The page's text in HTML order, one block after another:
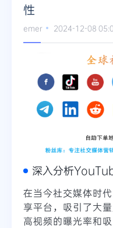
性
emer 2024-12-08
深入分析
在当今社交媒体时
享平台，吸引了大
高视频的曝光率和